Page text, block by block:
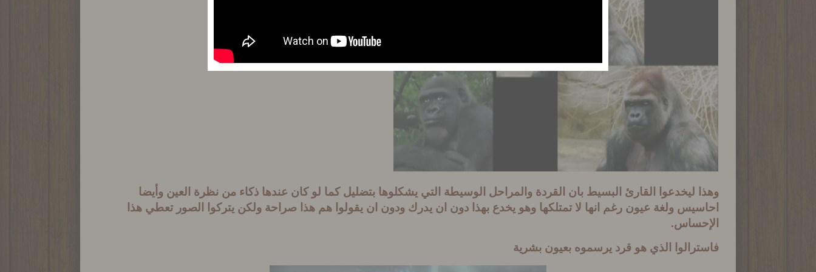
وهذا ليخدعوا القارئ البسيط بان القردة والمراحل الوسيطة التي يشكلوها بتضليل كما لو كان عندها ذكاء من نظرة العين وأيضا
احاسيس ولغة عيون رغم انها لا تمتلكها وهو يخدع بهذا دون ان يدرك ودون ان يقولوا هم هذا صراحة ولكن يتركوا الصور تعطي هذا
الإحساس.
فاسترالوا الذي هو قرد يرسموه بعيون بشرية